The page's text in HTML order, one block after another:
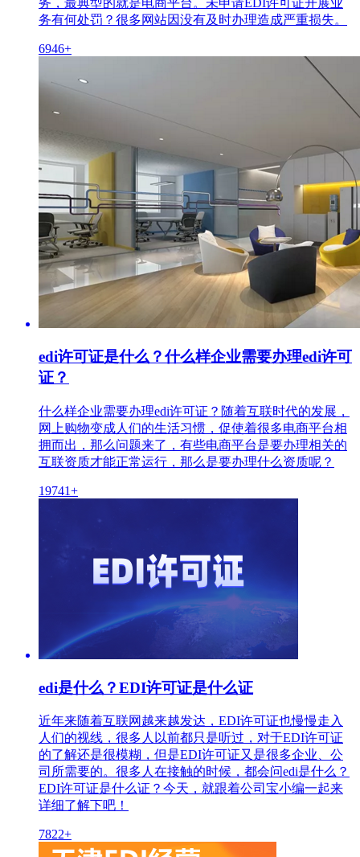
务，最典型的就是电商平台。未申请EDI许可证开展业
务有何处罚？很多网站因没有及时办理造成严重损失。
6946+
edi许可证是什么？什么样企业需要办理edi许可
证？
什么样企业需要办理edi许可证？随着互联时代的发展，
网上购物变成人们的生活习惯，促使着很多电商平台相
拥而出，那么问题来了，有些电商平台是要办理相关的
互联资质才能正常运行，那么是要办理什么资质呢？
19741+
edi是什么？EDI许可证是什么证
近年来随着互联网越来越发达，EDI许可证也慢慢走入
人们的视线，很多人以前都只是听过，对于EDI许可证
的了解还是很模糊，但是EDI许可证又是很多企业、公
司所需要的。很多人在接触的时候，都会问edi是什么？
EDI许可证是什么证？今天，就跟着公司宝小编一起来
详细了解下吧！
7822+